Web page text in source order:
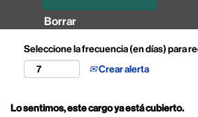
Borrar
Seleccione la frecuencia (en días) para
Crear alerta
Lo sentimos, este cargo ya está cubierto.